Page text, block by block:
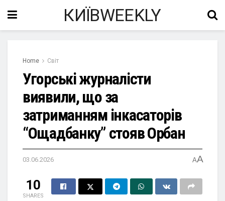
КИЇВWEEKLY
Home Світ
Угорські журналісти
виявили, що за
затриманням інкасаторів
“Ощадбанку” стояв Орбан
03.06.2026 AA
10
SHARES